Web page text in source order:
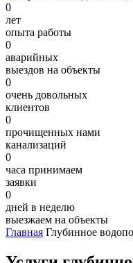
0
лет
опыта работы
0
аварийных
выездов на объекты
0
очень довольных
клиентов
0
прочищенных нами
канализаций
0
часа принимаем
заявки
0
дней в неделю
выезжаем на объекты
Главная Глубинное